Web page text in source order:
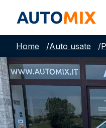
Home /Auto usate /